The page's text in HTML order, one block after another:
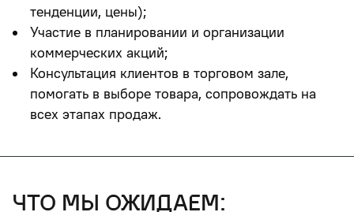
тенденции, цены);
Участие в планировании и организации
коммерческих акций;
Консультация клиентов в торговом зале,
помогать в выборе товара, сопровождать на
всех этапах продаж.
что мы ожидаем: